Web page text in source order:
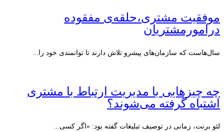
موفقیت مشتری،حلقه‌ی مفقوده
درامورمشتریان
سال‌هاست که سازمان‌های پیشرو تلاش دارند تا توانمندی خود را...
چه چیزهایی با مدیریت ارتباط با مشتری
اشتباه گرفته می‌شوند؟
لئو برنت، زمانی در توصیف تبلیغات گفته بود: «اگر کسی...